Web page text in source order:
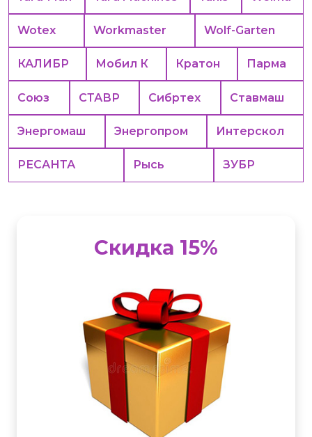
Wotex Workmaster Wolf-Garten
КАЛИБР Мобил К Кратон Парма
Союз СТАВР Сибртех Ставмаш
Энергомаш Энергопром Интерскол
РЕСАНТА Рысь ЗУБР
Скидка 15%